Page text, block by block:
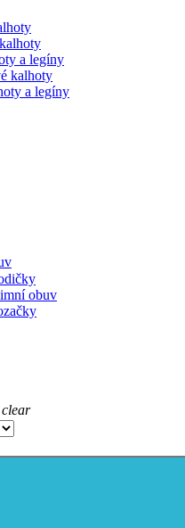
a legíny
kalhoty
a legíny
obuv
clear